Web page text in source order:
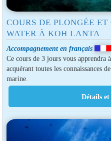
COURS DE PLONGÉE
WATER À KOH LANTA
Accompagnement en français
Ce cours de 3 jours vous apprendra
acquérant toutes les connaissances
marine.